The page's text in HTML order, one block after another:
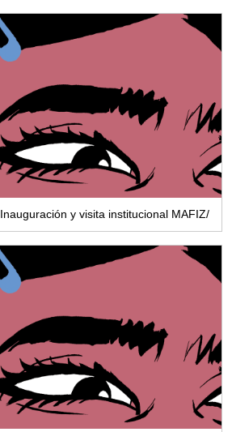
Inauguración y visita institucional MAFIZ/